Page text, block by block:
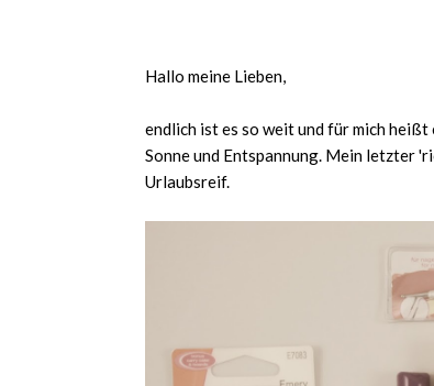
Hallo meine Lieben,
endlich ist es so weit und für mich
Sonne und Entspannung. Mein letzter
Urlaubsreif.